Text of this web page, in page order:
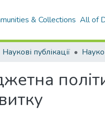
& Collections All of
Наукові публікації